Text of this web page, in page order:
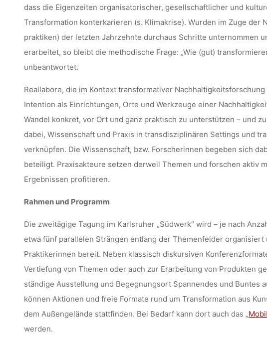
dass die Eigenzeiten organisatorischer, gesellschaftlicher und
Transformation konterkarieren (s. Klimakrise). Wurden im Zuge
praktiken) der letzten Jahrzehnte durchaus Schritte unternommen
erarbeitet, so bleibt die methodische Frage: „Wie (gut)
unbeantwortet.
Reallabore, die im Kontext transformativer
Intention als Einrichtungen, Orte und Werkzeuge einer
Wandel konkret, vor Ort und ganz praktisch zu unterstützen – und
dabei, Wissenschaft und Praxis in transdisziplinären Settings und
verknüpfen. Die Wissenschaft, bzw. Forscherinnen begeben sich
beteiligt. Praxisakteure setzen derweil Themen und forschen aktiv
Ergebnissen profitieren.
Rahmen und Programm
Die zweitägige Tagung im Karlsruher „Südwerk“ wird – je nach
etwa fünf parallelen Strängen entlang der Themenfelder
Praktikerinnen bereit. Neben klassisch diskursiven
Vertiefung von Themen oder auch zur Erarbeitung von Produkten
ständige Ausstellung und Begegnungsort Spannendes und Buntes
können Aktionen und freie Formate rund um Transformation aus
dem Außengelände stattfinden. Bei Bedarf kann dort auch das „
werden.